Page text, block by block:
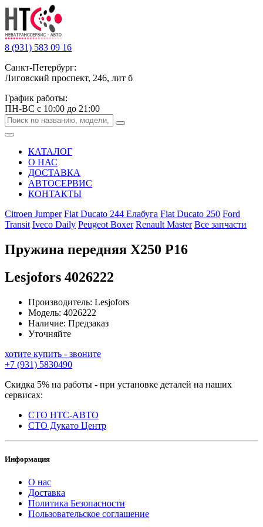
8 (931) 583 09 16
Санкт-Петербург:
Лиговский проспект, 246, лит б
График работы:
ПН-ВС с 10:00 до 21:00
КАТАЛОГ
О НАС
ДОСТАВКА
АВТОСЕРВИС
КОНТАКТЫ
Citroen Jumper Fiat Ducato 244 Елабуга Fiat Ducato 250 Ford
Transit Iveco Daily Peugeot Boxer Renault Master Все запчасти
Пружина передняя Х250 Р16
Lesjofors 4026222
Производитель: Lesjofors
Модель: 4026222
Наличие: Предзаказ
Уточняйте
хотите купить - звоните
+7 (931) 5830490
Скидка 5% на работы - при установке деталей на наших
сервисах:
СТО НТС-АВТО
СТО Дукато Центр
Информация
О нас
Доставка
Политика Безопасности
Пользовательское соглашение